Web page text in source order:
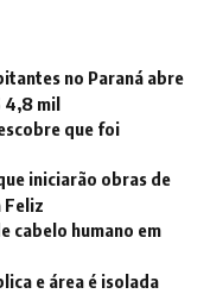
no Paraná abre
4,8 mil
que foi
iniciarão obras de
Feliz
cabelo humano em
e área é isolada